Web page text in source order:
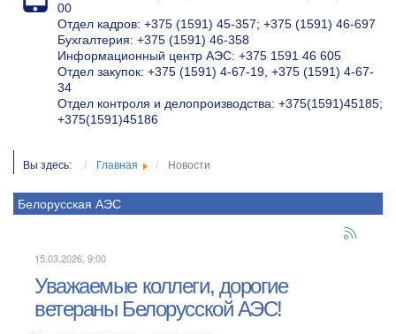
00
Отдел кадров: +375 (1591) 45-357; +375 (1591) 46-697
Бухгалтерия: +375 (1591) 46-358
Информационный центр АЭС: +375 1591 46 605
Отдел закупок: +375 (1591) 4-67-19, +375 (1591) 4-67-
34
Отдел контроля и делопроизводства: +375(1591)45185;
+375(1591)45186
Вы здесь: Главная Новости
Белорусская АЭС
15.03.2026, 9:00
Уважаемые коллеги, дорогие
ветераны Белорусской АЭС!